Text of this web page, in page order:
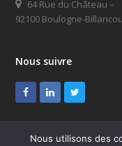
64 Rue du Château –
92100 Boulogne-
Nous suivre
Facebook
LinkedInTwitter
Nous utilisons des